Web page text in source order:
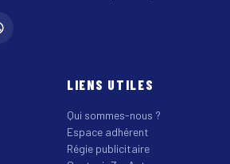
LIENS UTILES
Qui sommes-nous ?
Espace adhérent
Régie publicitaire